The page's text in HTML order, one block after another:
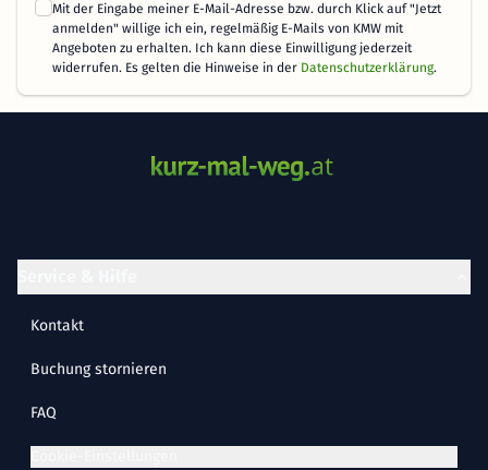
Mit der Eingabe meiner E-Mail-Adresse bzw. durch Klick auf "Jetzt
anmelden" willige ich ein, regelmäßig E-Mails von KMW mit
Angeboten zu erhalten. Ich kann diese Einwilligung jederzeit
widerrufen. Es gelten die Hinweise in der Datenschutzerklärung.
Kontakt
Buchung stornieren
FAQ